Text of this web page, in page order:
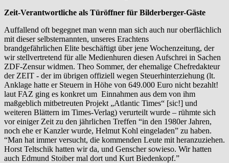
Zeit-Verantwortliche als Türöffner für Bilderberger-Gäste
Auffallend oft begegnet man wenn man sich auch nur oberflächlich
mit dieser selbsternannten, unseres Erachtens
brandgefährlichen Elite beschäftigt über jene Wochenzeitung, der
wir stellvertretend für alle Medienhuren diesen Aufschrei in Sachen
ZDF-Zensur widmen. Theo Sommer, der ehemalige Chefredakteur
der ZEIT - der im übrigen offiziell wegen Steuerhinterziehung (lt.
Anklage hatte er Steuern in Höhe von 649.000 Euro nicht bezahlt!
laut FAZ ging es konkret um Einnahmen aus dem von ihm
maßgeblich mitbetreuten Projekt „Atlantic Times“ [sic!] und
weiteren Blättern im Times-Verlag) verurteilt wurde – rühmte sich
vor einiger Zeit zu den jährlichen Treffen “in den 1980er Jahren,
noch ehe er Kanzler wurde, Helmut Kohl eingeladen” zu haben.
“Man hat immer versucht, die kommenden Leute mit heranzuziehen.
Horst Teltschik hatten wir da, und Genscher sowieso. Wir hatten
auch Edmund Stoiber mal dort und Kurt Biedenkopf.”